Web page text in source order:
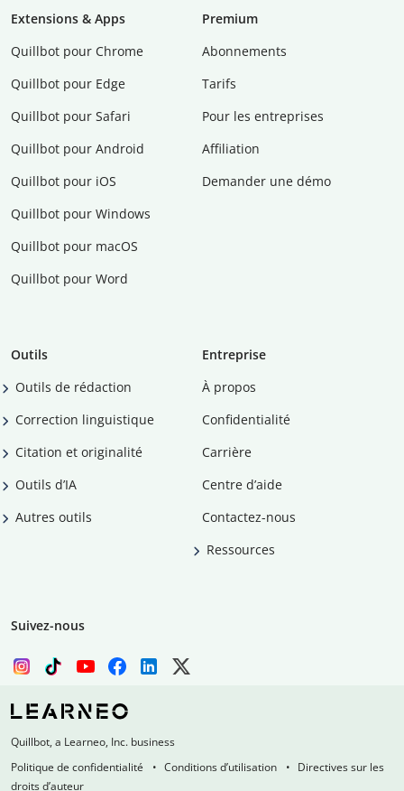
Extensions & Apps
Quillbot pour Chrome
Quillbot pour Edge
Quillbot pour Safari
Quillbot pour Android
Quillbot pour iOS
Quillbot pour Windows
Quillbot pour macOS
Quillbot pour Word
Premium
Abonnements
Tarifs
Pour les entreprises
Affiliation
Demander une démo
Outils
Outils de rédaction
Correction linguistique
Citation et originalité
Outils d’IA
Autres outils
Entreprise
À propos
Confidentialité
Carrière
Centre d’aide
Contactez-nous
Ressources
Suivez-nous
Quillbot, a Learneo, Inc. business
Politique de confidentialité
Conditions d’utilisation
Directives sur les
droits d’auteur